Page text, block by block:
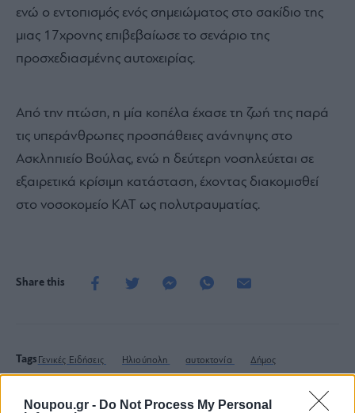
Noupou.gr - Do Not Process My Personal
ενώ ο εντοπισμός ενός σημειώματος στο σακίδιο της
μιας 17χρονης επιβεβαίωσε το σενάριο της
προσχεδιασμένης αυτοχειρίας.
Από την πτώση, η μία κοπέλα έχασε τη ζωή της παρά
τις υπεράνθρωπες προσπάθειες ανάνηψης στο
Ασκληπιείο Βούλας, ενώ η δεύτερη νοσηλεύεται σε
εξαιρετικά κρίσιμη κατάσταση, έχοντας διακομισθεί
στο νοσοκομείο ΚΑΤ ως πολυτραυματίας.
Share this
Tags Γενικές Ειδήσεις Ηλιούπολη αυτοκτονία Δήμος